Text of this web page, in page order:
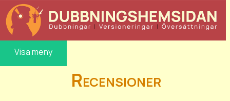
Visa meny
Recensioner